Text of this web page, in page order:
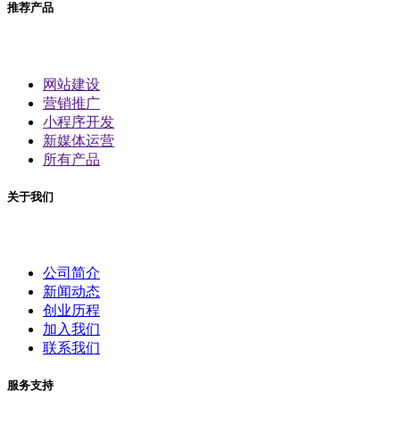
推荐产品
网站建设
营销推广
小程序开发
新媒体运营
所有产品
关于我们
公司简介
新闻动态
创业历程
加入我们
联系我们
服务支持